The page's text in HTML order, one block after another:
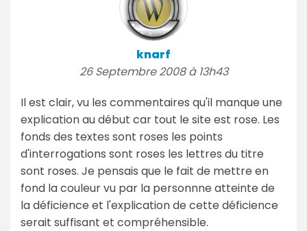
knarf
26 Septembre 2008 à 13h43
Il est clair, vu les commentaires qu'il manque une
explication au début car tout le site est rose. Les
fonds des textes sont roses les points
d'interrogations sont roses les lettres du titre
sont roses. Je pensais que le fait de mettre en
fond la couleur vu par la personnne atteinte de
la déficience et l'explication de cette déficience
serait suffisant et compréhensible.